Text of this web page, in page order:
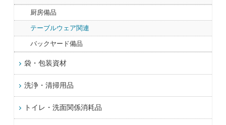
厨房備品
テーブルウェア関連
バックヤード備品
袋・包装資材
洗浄・清掃用品
トイレ・洗面関係消耗品